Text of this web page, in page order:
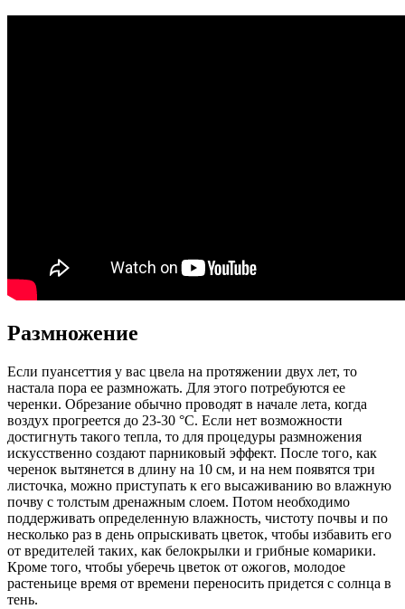
Размножение
Если пуансеттия у вас цвела на протяжении двух лет, то
настала пора ее размножать. Для этого потребуются ее
черенки. Обрезание обычно проводят в начале лета, когда
воздух прогреется до 23-30 °C. Если нет возможности
достигнуть такого тепла, то для процедуры размножения
искусственно создают парниковый эффект. После того, как
черенок вытянется в длину на 10 см, и на нем появятся три
листочка, можно приступать к его высаживанию во влажную
почву с толстым дренажным слоем. Потом необходимо
поддерживать определенную влажность, чистоту почвы и по
несколько раз в день опрыскивать цветок, чтобы избавить его
от вредителей таких, как белокрылки и грибные комарики.
Кроме того, чтобы уберечь цветок от ожогов, молодое
растеньице время от времени переносить придется с солнца в
тень.